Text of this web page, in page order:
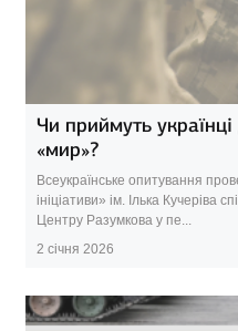
Чи приймуть
«мир»?
Всеукраїнське опитування
ініціативи» ім. Ілька Кучеріва
Центру Разумкова у пе...
2 січня 2026